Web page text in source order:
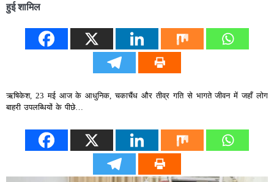
हुई शामिल
ऋषिकेश, 23 मई आज के आधुनिक, चकाचैंध और तीव्र गति से भागते जीवन में जहाँ लोग
बाहरी उपलब्धियों के पीछे…